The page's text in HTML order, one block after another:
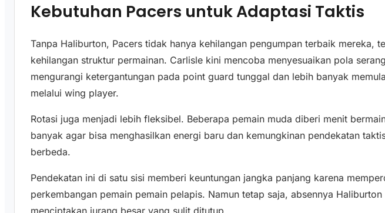
Kebutuhan Pacers untuk Adaptasi Taktis
Tanpa Haliburton, Pacers tidak hanya kehilangan pengumpan terbaik mereka,
kehilangan struktur permainan. Carlisle kini mencoba menyesuaikan pola
mengurangi ketergantungan pada point guard tunggal dan lebih banyak
melalui wing player.
Rotasi juga menjadi lebih fleksibel. Beberapa pemain muda diberi menit
banyak agar bisa menghasilkan energi baru dan kemungkinan pendekatan
berbeda.
Pendekatan ini di satu sisi memberi keuntungan jangka panjang karena
perkembangan pemain pemain pelapis. Namun tetap saja, absennya Haliburton
menciptakan jurang besar yang sulit ditutup.